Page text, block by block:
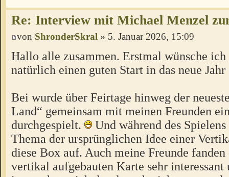
Re: Interview mit Michael Menzel
von ShronderSkral » 5. Januar 2026, 15:09
Hallo alle zusammen. Erstmal wünsche
natürlich einen guten Start in das neue Jahr
Bei wurde über Feirtage hinweg der
Land“ gemeinsam mit meinen Freunden
durchgespielt.
Und während des
Thema der ursprünglichen Idee einer
diese Box auf. Auch meine Freunde
vertikal aufgebauten Karte sehr interessant